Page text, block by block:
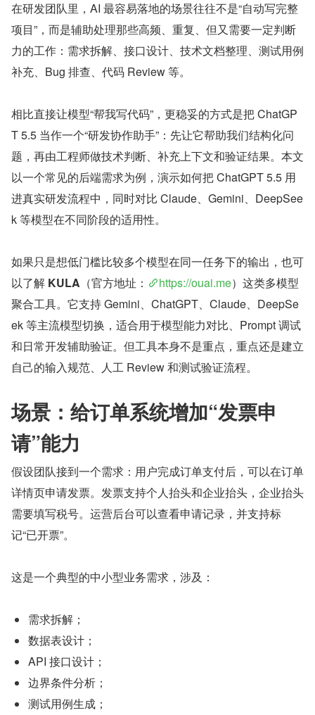
在研发团队里，AI 最容易落地的场景往往不是“自动写完整
项目”，而是辅助处理那些高频、重复、但又需要一定判断
力的工作：需求拆解、接口设计、技术文档整理、测试用例
补充、Bug 排查、代码 Review 等。
相比直接让模型“帮我写代码”，更稳妥的方式是把 ChatGP
T 5.5 当作一个“研发协作助手”：先让它帮助我们结构化问
题，再由工程师做技术判断、补充上下文和验证结果。本文
以一个常见的后端需求为例，演示如何把 ChatGPT 5.5 用
进真实研发流程中，同时对比 Claude、Gemini、DeepSee
k 等模型在不同阶段的适用性。
如果只是想低门槛比较多个模型在同一任务下的输出，也可
以了解 KULA （官方地址： https://ouai.me）这类多模型
聚合工具。它支持 Gemini、ChatGPT、Claude、DeepSe
ek 等主流模型切换，适合用于模型能力对比、Prompt 调试
和日常开发辅助验证。但工具本身不是重点，重点还是建立
自己的输入规范、人工 Review 和测试验证流程。
场景：给订单系统增加“发票申
请”能力
假设团队接到一个需求：用户完成订单支付后，可以在订单
详情页申请发票。发票支持个人抬头和企业抬头，企业抬头
需要填写税号。运营后台可以查看申请记录，并支持标
记“已开票”。
这是一个典型的中小型业务需求，涉及：
需求拆解；
数据表设计；
API 接口设计；
边界条件分析；
测试用例生成；